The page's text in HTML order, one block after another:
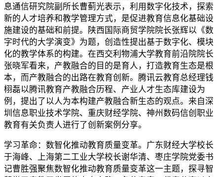
息通信研究院副所长曹蓟光表示，利用数字化技术，探索
新的人才培养和教学管理方式，是促进教育信息化基础设
施建设的基础和前提。陕西国际商贸学院院长张辉以《数
字时代的大学演变》为题，创造性提出基于数字化、模块
化的教学体系的构建。在西交利物浦大学教育前沿院院长
张晓军看来，产教融合的目的是育人，打造教育生态是根
本，而产教融合的出路在教育创新。腾讯云教育总经理钱
栩磊以腾讯教育产教融合历程、产业人才生态库建设为
例，提出了以人为本构建产教融合新生态的观点。来自深
圳信息职业技术学院、重庆财经学院、神州数码信创职业
教育有关负责人进行了创新案例分享。
学习革命：数智化推动教育质量变革。广东财经大学校长
于海峰、上海第二工业大学校长谢华清、枣庄学院党委书
记曹胜强聚焦数智化推动教育质量变革这一主题，探寻智